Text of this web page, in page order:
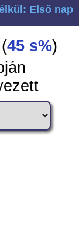
Első nap
(45 s%)